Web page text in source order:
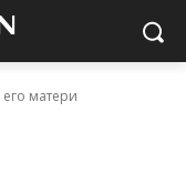
матери